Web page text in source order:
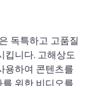
독특하고 고품질
킵니다. 고해상도
용하여 콘텐츠를
위한 비디오를